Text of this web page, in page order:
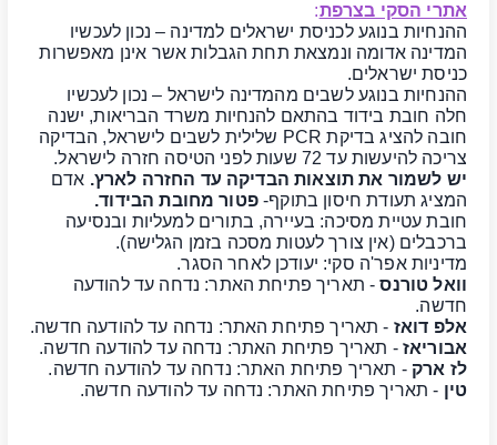
אתרי הסקי בצרפת:
ההנחיות בנוגע לכניסת ישראלים למדינה – נכון לעכשיו
המדינה אדומה ונמצאת תחת הגבלות אשר אינן מאפשרות
כניסת ישראלים.
ההנחיות בנוגע לשבים מהמדינה לישראל – נכון לעכשיו
חלה חובת בידוד בהתאם להנחיות משרד הבריאות, ישנה
חובה להציג בדיקת PCR שלילית לשבים לישראל, הבדיקה
צריכה להיעשות עד 72 שעות לפני הטיסה חזרה לישראל.
יש לשמור את תוצאות הבדיקה עד החזרה לארץ. אדם
המציג תעודת חיסון בתוקף-פטור מחובת הבידוד.
חובת עטיית מסיכה: בעיירה, בתורים למעליות ובנסיעה
ברכבלים (אין צורך לעטות מסכה בזמן הגלישה).
מדיניות אפר'ה סקי: יעודכן לאחר הסגר.
וואל טורנס- תאריך פתיחת האתר: נדחה עד להודעה
חדשה.
אלפ דואז - תאריך פתיחת האתר: נדחה עד להודעה חדשה.
אבוריאז - תאריך פתיחת האתר: נדחה עד להודעה חדשה.
לז ארק - תאריך פתיחת האתר: נדחה עד להודעה חדשה.
טין - תאריך פתיחת האתר: נדחה עד להודעה חדשה.